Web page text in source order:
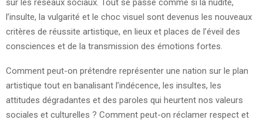
l’insulte, la vulgarité et le choc visuel sont devenus les nouveaux
critères de réussite artistique, en lieux et places de l’éveil des
consciences et de la transmission des émotions fortes.
Comment peut-on prétendre représenter une nation sur le plan
artistique tout en banalisant l’indécence, les insultes, les
attitudes dégradantes et des paroles qui heurtent nos valeurs
sociales et culturelles ? Comment peut-on réclamer respect et